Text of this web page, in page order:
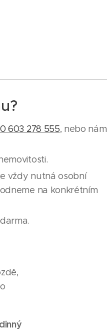
603 278 555, nebo nám
vždy nutná osobní
na konkrétním